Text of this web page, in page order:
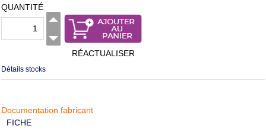
QUANTITÉ
RÉACTUALISER
Détails stocks
Documentation fabricant
FICHE